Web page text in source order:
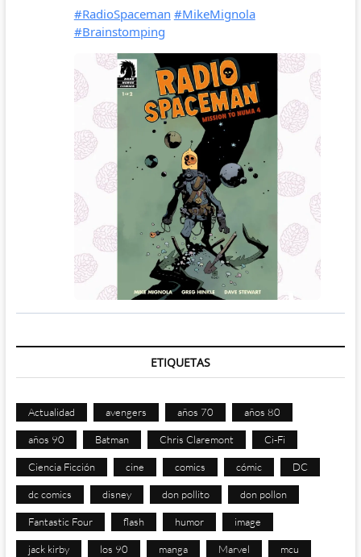
ETIQUETAS
Actualidad avengers años 70 años 80
años 90 Batman Chris Claremont Ci-Fi
Ciencia Ficción cine comics cómic DC
dc comics disney don pollito don pollon
Fantastic Four flash humor image
jack kirby los 90 manga Marvel mcu